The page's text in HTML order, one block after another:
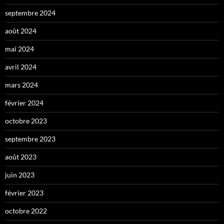
septembre 2024
août 2024
mai 2024
avril 2024
mars 2024
février 2024
octobre 2023
septembre 2023
août 2023
juin 2023
février 2023
octobre 2022